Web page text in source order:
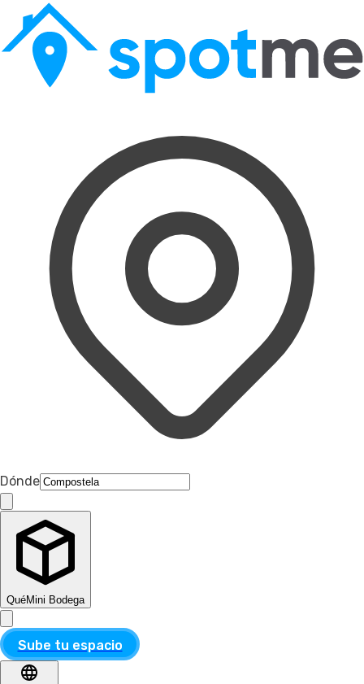
Dónde
QuéMini Bodega
Sube tu espacio